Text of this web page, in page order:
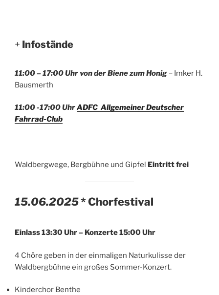
+ Infostände
11:00 – 17:00 Uhr von der Biene zum Honig – Imker H.
Bausmerth
11:00 -17:00 UhrADFC Allgemeiner Deutscher
Fahrrad-Club
Waldbergwege, Bergbühne und Gipfel Eintritt frei
15.06.2025* Chorfestival
Einlass 13:30 Uhr – Konzerte 15:00 Uhr
4 Chöre geben in der einmaligen Naturkulisse der
Waldbergbühne ein großes Sommer-Konzert.
Kinderchor Benthe